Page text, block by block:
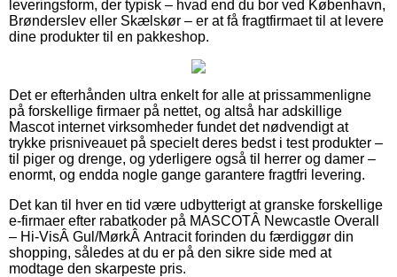
leveringsform, der typisk – hvad end du bor ved København,
Brønderslev eller Skælskør – er at få fragtfirmaet til at levere
dine produkter til en pakkeshop.
Det er efterhånden ultra enkelt for alle at prissammenligne
på forskellige firmaer på nettet, og altså har adskillige
Mascot internet virksomheder fundet det nødvendigt at
trykke prisniveauet på specielt deres bedst i test produkter –
til piger og drenge, og yderligere også til herrer og damer –
enormt, og endda nogle gange garantere fragtfri levering.
Det kan til hver en tid være udbytterigt at granske forskellige
e-firmaer efter rabatkoder på MASCOTÂ Newcastle Overall
– Hi-VisÂ Gul/MørkÂ Antracit forinden du færdiggør din
shopping, således at du er på den sikre side med at
modtage den skarpeste pris.